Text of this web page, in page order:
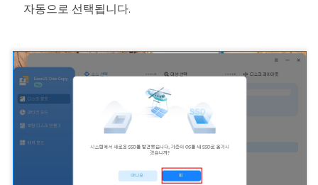
자동으로 선택됩니다.